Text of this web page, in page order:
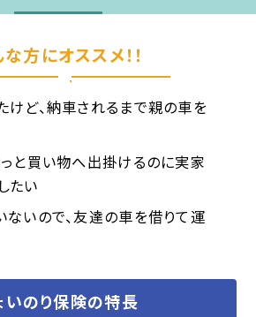
方にオススメ！！
けど、納車されるまで親の車を
っと買い物へ出掛けるのに実家
たい
ないので、友達の車を借りて運
いのり保険の特長